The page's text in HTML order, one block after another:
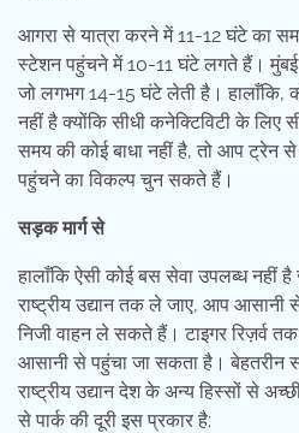
आगरा से यात्रा करने में 11-12 घंटे का
स्टेशन पहुंचने में 10-11 घंटे लगते हैं। मुंबई
जो लगभग 14-15 घंटे लेती है। हालाँकि,
नहीं है क्योंकि सीधी कनेक्टिविटी के लिए
समय की कोई बाधा नहीं है, तो आप ट्रेन से
पहुंचने का विकल्प चुन सकते हैं।
सड़क मार्ग से
हालाँकि ऐसी कोई बस सेवा उपलब्ध नहीं
राष्ट्रीय उद्यान तक ले जाए, आप
निजी वाहन ले सकते हैं। टाइगर रिज़र्व
आसानी से पहुंचा जा सकता है। बेहतरीन
राष्ट्रीय उद्यान देश के अन्य हिस्सों से
से पार्क की दूरी इस प्रकार है: